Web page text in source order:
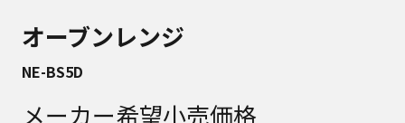
オーブンレンジ
NE-BS5D
メーカー希望小売価格